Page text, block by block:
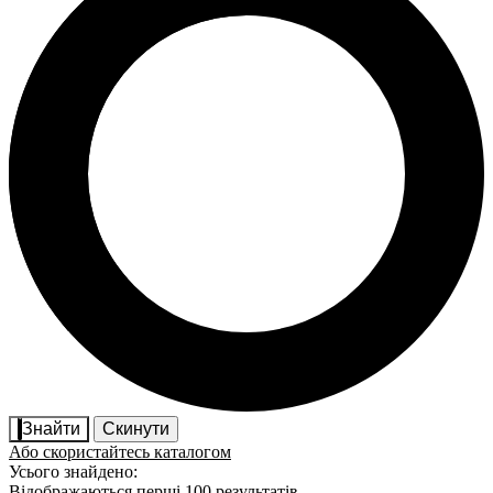
Знайти
Скинути
Або скористайтесь каталогом
Усього знайдено: